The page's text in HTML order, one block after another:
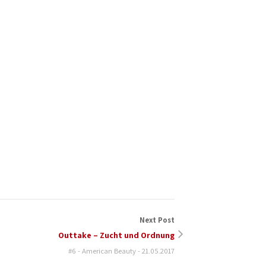
Next Post
Outtake – Zucht und Ordnung
#6 - American Beauty - 21.05.2017